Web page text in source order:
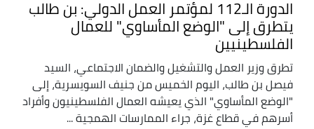
الدورة الـ112 لمؤتمر العمل الدولي: بن طالب
يتطرق إلى "الوضع المأساوي" للعمال
الفلسطينيين
تطرق وزير العمل والتشغيل والضمان الاجتماعي، السيد
فيصل بن طالب، اليوم الخميس من جنيف السويسرية، إلى
"الوضع المأساوي" الذي يعيشه العمال الفلسطينيون وأفراد
أسرهم في قطاع غزة، جراء الممارسات الهمجية ...